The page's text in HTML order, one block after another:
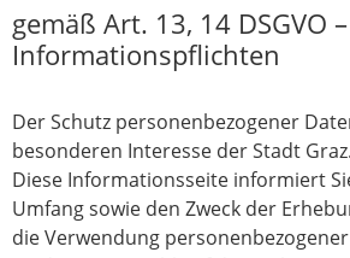
gemäß Art. 13, 14 DSGVO
Informationspflichten
Der Schutz personenbezogener
besonderen Interesse der Stadt Graz.
Diese Informationsseite informiert
Umfang sowie den Zweck der
die Verwendung